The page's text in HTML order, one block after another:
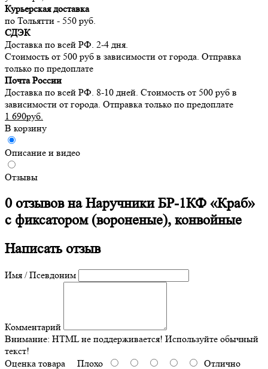
Курьерская доставка
по Тольятти - 550 руб.
СДЭК
Доставка по всей РФ. 2-4 дня.
Стоимость от 500 руб в зависимости от города. Отправка
только по предоплате
Почта России
Доставка по всей РФ. 8-10 дней. Стоимость от 500 руб в
зависимости от города. Отправка только по предоплате
1 690руб.
В корзину
Описание и видео
Отзывы
0 отзывов наНаручники БР-1КФ «Краб»
с фиксатором (вороненые), конвойные
Написать отзыв
Имя / Псевдоним
Комментарий
Внимание: HTML не поддерживается! Используйте обычный
текст!
Оценка товара Плохо
Отлично